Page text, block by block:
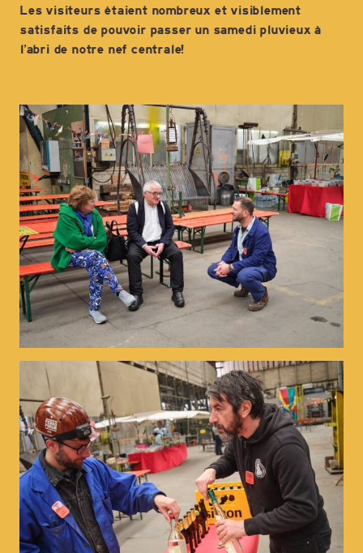
Les visiteurs étaient nombreux et visiblement
satisfaits de pouvoir passer un samedi pluvieux à
l’abri de notre nef centrale!